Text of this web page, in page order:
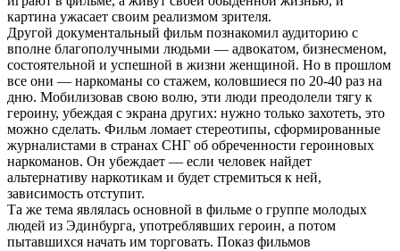
картина ужасает своим реализмом зрителя.
Другой документальный фильм познакомил аудиторию с
вполне благополучными людьми — адвокатом, бизнесменом,
состоятельной и успешной в жизни женщиной. Но в прошлом
все они — наркоманы со стажем, коловшиеся по 20-40 раз на
дню. Мобилизовав свою волю, эти люди преодолели тягу к
героину, убеждая с экрана других: нужно только захотеть, это
можно сделать. Фильм ломает стереотипы, сформированные
журналистами в странах СНГ об обреченности героиновых
наркоманов. Он убеждает — если человек найдет
альтернативу наркотикам и будет стремиться к ней,
зависимость отступит.
Та же тема являлась основной в фильме о группе молодых
людей из Эдинбурга, употреблявших героин, а потом
пытавшихся начать им торговать. Показ фильмов